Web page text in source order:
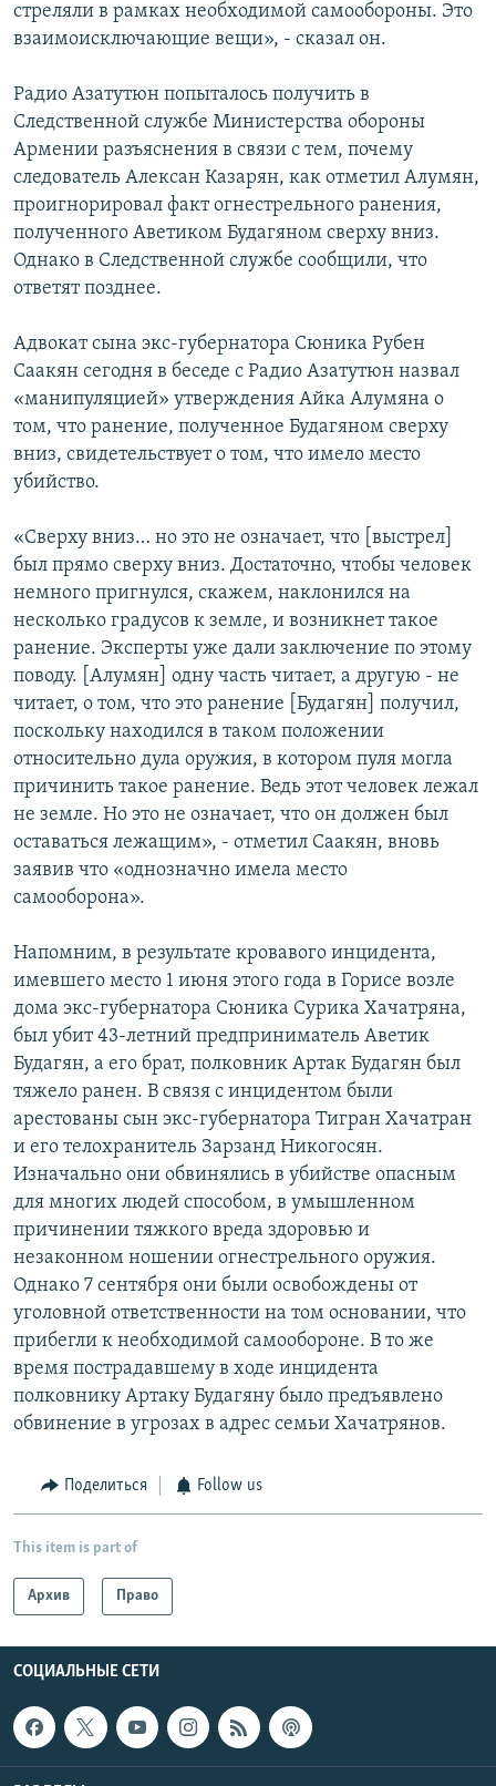
стреляли в рамках необходимой самообороны. Это
взаимоисключающие вещи», - сказал он.
Радио Азатутюн попыталось получить в
Следственной службе Министерства обороны
Армении разъяснения в связи с тем, почему
следователь Алексан Казарян, как отметил Алумян,
проигнорировал факт огнестрельного ранения,
полученного Аветиком Будагяном сверху вниз.
Однако в Следственной службе сообщили, что
ответят позднее.
Адвокат сына экс-губернатора Сюника Рубен
Саакян сегодня в беседе с Радио Азатутюн назвал
«манипуляцией» утверждения Айка Алумяна о
том, что ранение, полученное Будагяном сверху
вниз, свидетельствует о том, что имело место
убийство.
«Сверху вниз… но это не означает, что [выстрел]
был прямо сверху вниз. Достаточно, чтобы человек
немного пригнулся, скажем, наклонился на
несколько градусов к земле, и возникнет такое
ранение. Эксперты уже дали заключение по этому
поводу. [Алумян] одну часть читает, а другую - не
читает, о том, что это ранение [Будагян] получил,
поскольку находился в таком положении
относительно дула оружия, в котором пуля могла
причинить такое ранение. Ведь этот человек лежал
не земле. Но это не означает, что он должен был
оставаться лежащим», - отметил Саакян, вновь
заявив что «однозначно имела место
самооборона».
Напомним, в результате кровавого инцидента,
имевшего место 1 июня этого года в Горисе возле
дома экс-губернатора Сюника Сурика Хачатряна,
был убит 43-летний предприниматель Аветик
Будагян, а его брат, полковник Артак Будагян был
тяжело ранен. В связя с инцидентом были
арестованы сын экс-губернатора Тигран Хачатран
и его телохранитель Зарзанд Никогосян.
Изначально они обвинялись в убийстве опасным
для многих людей способом, в умышленном
причинении тяжкого вреда здоровью и
незаконном ношении огнестрельного оружия.
Однако 7 сентября они были освобождены от
уголовной ответственности на том основании, что
прибегли к необходимой самообороне. В то же
время пострадавшему в ходе инцидента
полковнику Артаку Будагяну было предъявлено
обвинение в угрозах в адрес семьи Хачатрянов.
Поделиться Follow us
This item is part of
Архив Право
СОЦИАЛЬНЫЕ СЕТИ